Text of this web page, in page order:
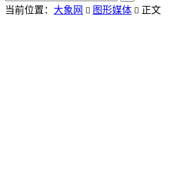
当前位置： 大象网  图形媒体  正文